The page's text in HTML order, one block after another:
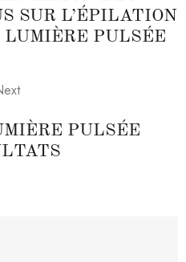
SUR L’ÉPILATION
PULSÉE
PULSÉE